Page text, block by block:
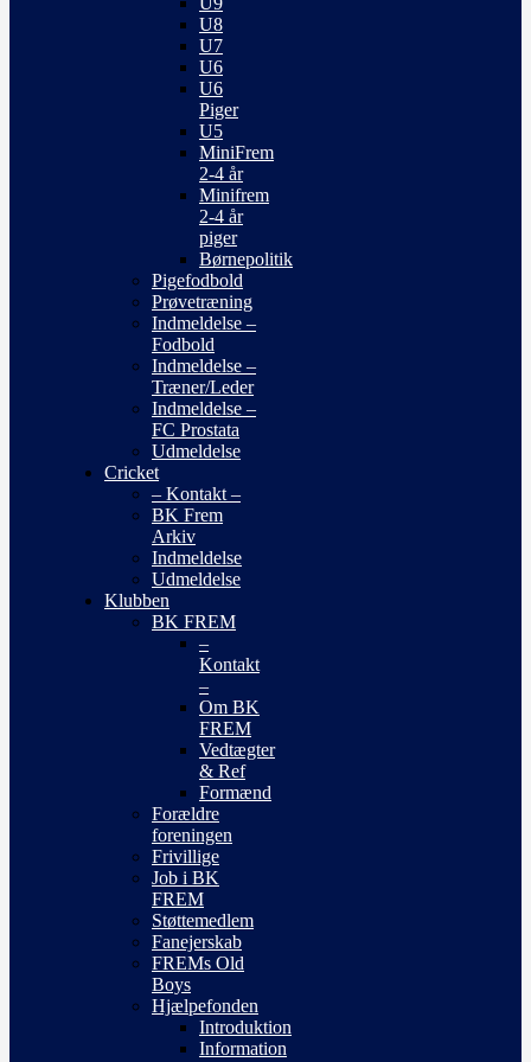
U8
U7
U6
U6
Piger
U5
MiniFrem
2-4 år
Minifrem
2-4 år
piger
Børnepolitik
Pigefodbold
Prøvetræning
Indmeldelse –
Fodbold
Indmeldelse –
Træner/Leder
Indmeldelse –
FC Prostata
Udmeldelse
Cricket
– Kontakt –
BK Frem
Arkiv
Indmeldelse
Udmeldelse
Klubben
BK FREM
–
Kontakt
–
Om BK
FREM
Vedtægter
& Ref
Formænd
Forældre
foreningen
Frivillige
Job i BK
FREM
Støttemedlem
Fanejerskab
FREMs Old
Boys
Hjælpefonden
Introduktion
Information